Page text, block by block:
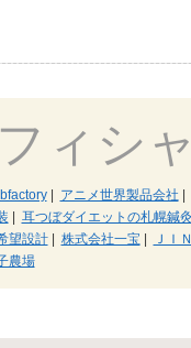
ィシ
| アニメ世界製品会社 |
| 耳つぼダイエットの札幌鍼
望設計| 株式会社一宝 |
ＪＩ
農場